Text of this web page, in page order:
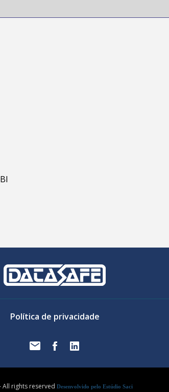
Política de privacidade
All rights reserved Desenvolvido pelo Estúdio Saci